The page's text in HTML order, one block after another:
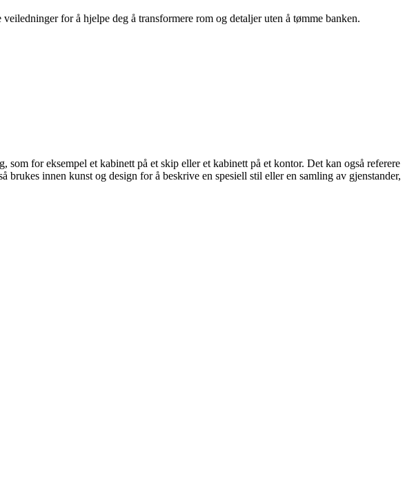
for å hjelpe deg å transformere rom og detaljer uten å tømme banken.
for eksempel et kabinett på et skip eller et kabinett på et kontor. Det kan også referere
innen kunst og design for å beskrive en spesiell stil eller en samling av gjenstander,